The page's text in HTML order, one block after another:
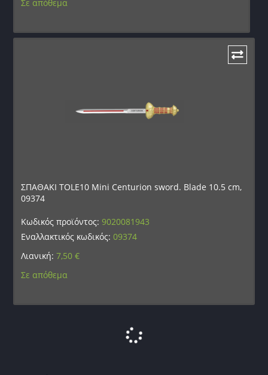
Σε απόθεμα
ΣΠΑΘΑΚΙ TOLE10 Mini Centurion sword. Blade 10.5 cm,
09374
Κωδικός προϊόντος:9020081943
Εναλλακτικός κωδικός:09374
Λιανική:7,50€
Σε απόθεμα